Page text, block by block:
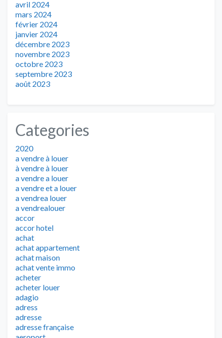
avril 2024
mars 2024
février 2024
janvier 2024
décembre 2023
novembre 2023
octobre 2023
septembre 2023
août 2023
Categories
2020
a vendre à louer
à vendre à louer
a vendre a louer
a vendre et a louer
a vendrea louer
a vendrealouer
accor
accor hotel
achat
achat appartement
achat maison
achat vente immo
acheter
acheter louer
adagio
adress
adresse
adresse française